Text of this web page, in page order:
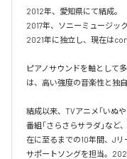
2012年、愛知県にて結成。
2017年、ソニーミュージッ
2021年に独立し、現在は
ピアノサウンドを軸として
は、高い強度の音楽性と独自
結成以来、TVアニメ「いぬ
番組「さらさらサラダ」な
在に至るまでの10年間、Jリ
サポートソングを担当。